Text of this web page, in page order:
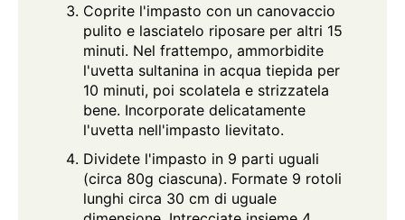
Coprite l'impasto con un canovaccio
pulito e lasciatelo riposare per altri 15
minuti. Nel frattempo, ammorbidite
l'uvetta sultanina in acqua tiepida per
10 minuti, poi scolatela e strizzatela
bene. Incorporate delicatamente
l'uvetta nell'impasto lievitato.
Dividete l'impasto in 9 parti uguali
(circa 80g ciascuna). Formate 9 rotoli
lunghi circa 30 cm di uguale